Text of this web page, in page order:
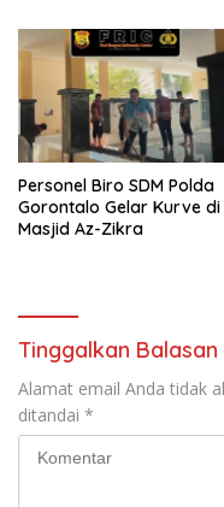
Personel Biro SDM Polda
Gorontalo Gelar Kurve di
Masjid Az-Zikra
Tinggalkan Balasan
Alamat email Anda tidak
ditandai *